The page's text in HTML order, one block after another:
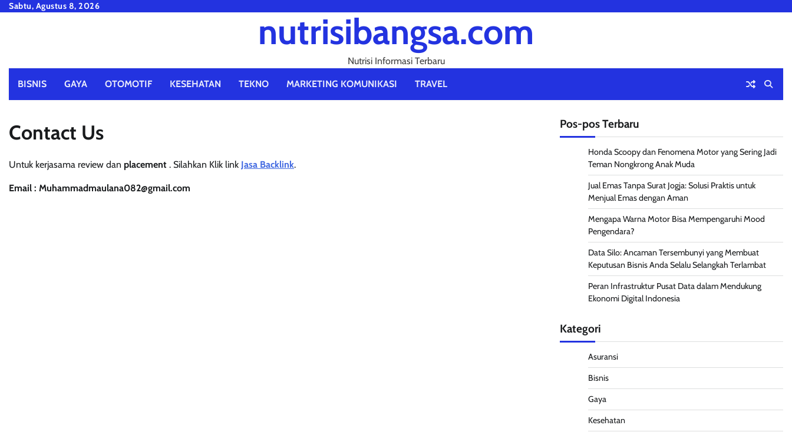
SkipSabtu, Agustus 8, 2026
nutrisibangsa.com
Nutrisi Informasi Terbaru
BISNIS GAYA OTOMOTIF KESEHATAN TEKNO MARKETING KOMUNIKASI TRAVEL
Contact Us
Untuk kerjasama review dan placement . Silahkan Klik link Jasa Backlink.
Email : Muhammadmaulana082@gmail.com
Pos-pos Terbaru
Honda Scoopy dan Fenomena Motor yang Sering Jadi
Teman Nongkrong Anak Muda
Jual Emas Tanpa Surat Jogja: Solusi Praktis untuk
Menjual Emas dengan Aman
Mengapa Warna Motor Bisa Mempengaruhi Mood
Pengendara?
Data Silo: Ancaman Tersembunyi yang Membuat
Keputusan Bisnis Anda Selalu Selangkah Terlambat
Peran Infrastruktur Pusat Data dalam Mendukung
Ekonomi Digital Indonesia
Kategori
Asuransi
Bisnis
Gaya
Kesehatan